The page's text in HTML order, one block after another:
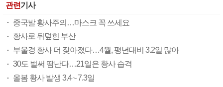
관련기사
중국발 황사주의…마스크 꼭 쓰세요
황사로 뒤덮힌 부산
부울경 황사 더 잦아졌다…4월, 평년대비 3.2일 많아
30도 벌써 땀난다…21일은 황사 습격
올봄 황사 발생 3.4∼7.3일